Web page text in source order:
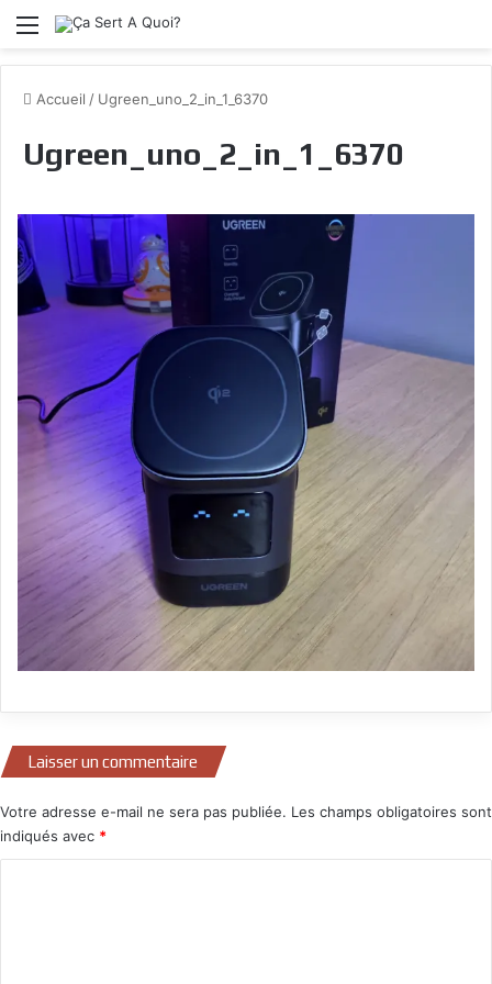
Menu
Accueil / Ugreen_uno_2_in_1_6370
Ugreen_uno_2_in_1_6370
Laisser un commentaire
Votre adresse e-mail ne sera pas publiée. Les champs obligatoires sont
indiqués avec *